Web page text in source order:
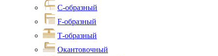
С-образный
F-образный
Т-образный
Окантовочный